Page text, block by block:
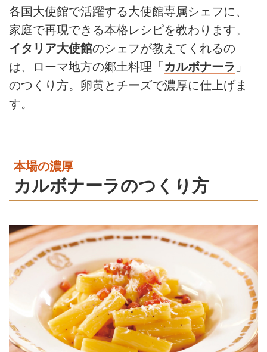
各国大使館で活躍する大使館専属シェフに、
家庭で再現できる本格レシピを教わります。
イタリア大使館のシェフが教えてくれるの
は、ローマ地方の郷土料理「 カルボナーラ 」
のつくり方。卵黄とチーズで濃厚に仕上げま
す。
本場の濃厚
カルボナーラのつくり方